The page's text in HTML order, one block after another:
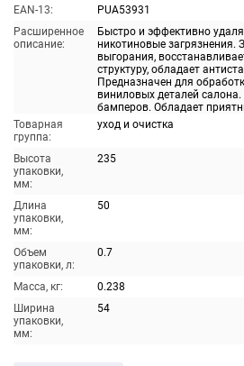
EAN-13:
PUA53931
Расширенное
описание:
Быстро и эффективно
никотиновые загрязнения.
выгорания,
структуру, обладает
Предназначен для
виниловых деталей
бамперов. Обладает
Товарная
группа:
уход и очистка
Высота
упаковки,
мм:
235
Длина
упаковки,
мм:
50
Объем
упаковки, л:
0.7
Масса, кг:
0.238
Ширина
упаковки,
мм:
54